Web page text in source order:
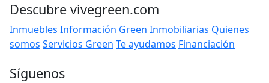
Descubre vivegreen.com
Inmuebles Información Green Inmobiliarias Quienes
somos Servicios Green Te ayudamos Financiación
Síguenos